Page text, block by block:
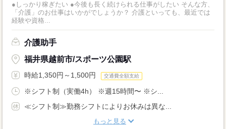
●しっかり稼ぎたい ●今後も長く続けられる仕事がしたい そんな方、
「介護」のお仕事はいかがでしょうか？ 介護といっても、最近では
経験や資格...
介護助手
福井県越前市/スポーツ公園駅
時給1,350円～1,500円 交通費全額支給
※シフト制（実働4h） ※週15時間〜 ※シ...
≪シフト制≫勤務シフトによりお休みは異な...
もっと見る